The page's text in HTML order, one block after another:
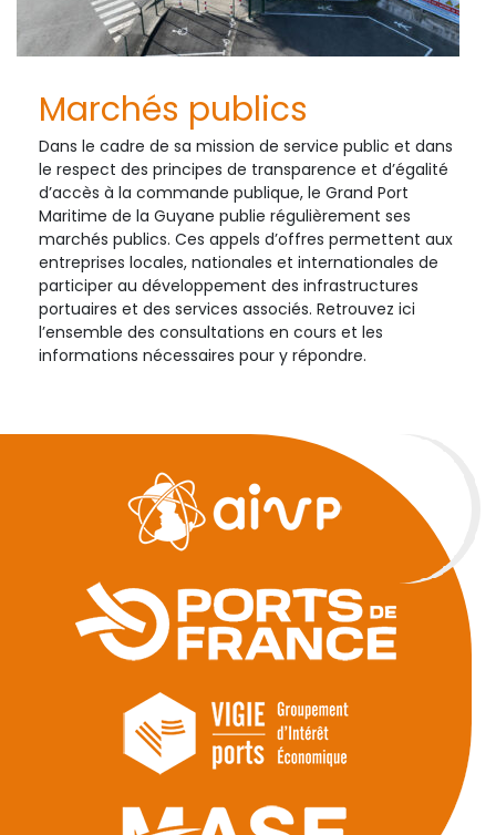
Marchés publics
Dans le cadre de sa mission de service public et dans
le respect des principes de transparence et d’égalité
d’accès à la commande publique, le Grand Port
Maritime de la Guyane publie régulièrement ses
marchés publics. Ces appels d’offres permettent aux
entreprises locales, nationales et internationales de
participer au développement des infrastructures
portuaires et des services associés. Retrouvez ici
l’ensemble des consultations en cours et les
informations nécessaires pour y répondre.